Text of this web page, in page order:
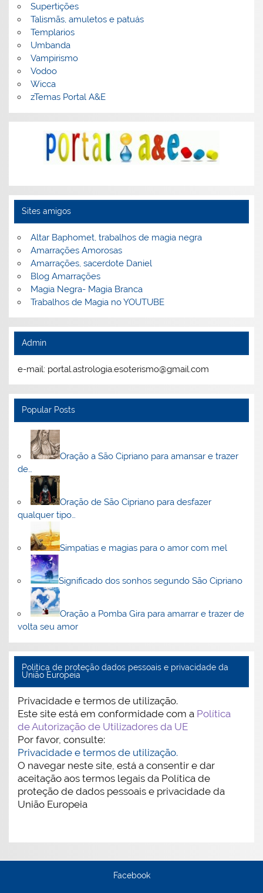
Supertições
Talismãs, amuletos e patuás
Templarios
Umbanda
Vampirismo
Vodoo
Wicca
zTemas Portal A&E
Sites amigos
Altar Baphomet, trabalhos de magia negra
Amarrações Amorosas
Amarrações, sacerdote Daniel
Blog Amarrações
Magia Negra- Magia Branca
Trabalhos de Magia no YOUTUBE
Admin
e-mail: portal.astrologia.esoterismo@gmail.com
Popular Posts
Oração a São Cipriano para amansar e trazer
de…
Oração de São Cipriano para desfazer
qualquer tipo…
Simpatias e magias para o amor com mel
Significado dos sonhos segundo São Cipriano
Oração a Pomba Gira para amarrar e trazer de
volta seu amor
Politica de proteção dados pessoais e privacidade da
União Europeia
Privacidade e termos de utilização.
Este site está em conformidade com a Política
de Autorização de Utilizadores da UE
Por favor, consulte:
Privacidade e termos de utilização.
O navegar neste site, está a consentir e dar
aceitação aos termos legais da Política de
proteção de dados pessoais e privacidade da
União Europeia
Facebook